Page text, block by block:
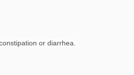
or diarrhea.